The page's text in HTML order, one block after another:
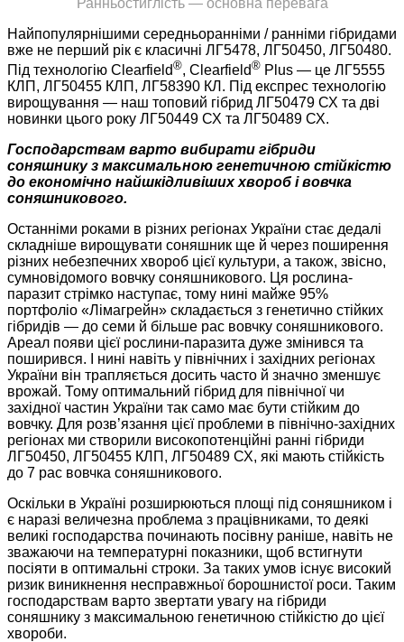
Найпопулярнішими середньоранніми / ранніми гібридами
вже не перший рік є класичні ЛГ5478, ЛГ50450, ЛГ50480.
Під технологію Clearfield®, Clearfield® Plus — це ЛГ5555
КЛП, ЛГ50455 КЛП, ЛГ58390 КЛ. Під експрес технологію
вирощування — наш топовий гібрид ЛГ50479 СХ та дві
новинки цього року ЛГ50449 СХ та ЛГ50489 СХ.
Господарствам варто вибирати гібриди
соняшнику з максимальною генетичною стійкістю
до економічно найшкідливіших хвороб і вовчка
соняшникового.
Останніми роками в різних регіонах України стає дедалі
складніше вирощувати соняшник ще й через поширення
різних небезпечних хвороб цієї культури, а також, звісно,
сумновідомого вовчку соняшникового. Ця рослина-
паразит стрімко наступає, тому нині майже 95%
портфоліо «Лімагрейн» складається з генетично стійких
гібридів — до семи й більше рас вовчку соняшникового.
Ареал появи цієї рослини-паразита дуже змінився та
поширився. І нині навіть у північних і західних регіонах
України він трапляється досить часто й значно зменшує
врожай. Тому оптимальний гібрид для північної чи
західної частин України так само має бути стійким до
вовчку. Для розв’язання цієї проблеми в північно-західних
регіонах ми створили високопотенційні ранні гібриди
ЛГ50450, ЛГ50455 КЛП, ЛГ50489 СХ, які мають стійкість
до 7 рас вовчка соняшникового.
Оскільки в Україні розширюються площі під соняшником і
є наразі величезна проблема з працівниками, то деякі
великі господарства починають посівну раніше, навіть не
зважаючи на температурні показники, щоб встигнути
посіяти в оптимальні строки. За таких умов існує високий
ризик виникнення несправжньої борошнистої роси. Таким
господарствам варто звертати увагу на гібриди
соняшнику з максимальною генетичною стійкістю до цієї
хвороби.